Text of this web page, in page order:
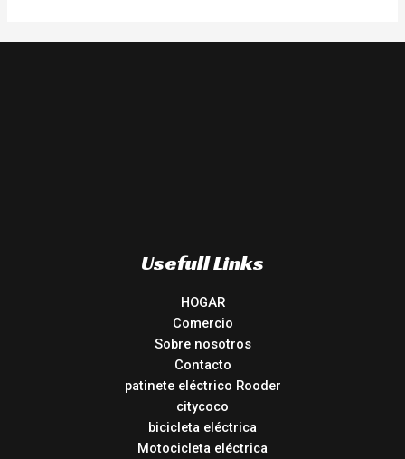
Usefull Links
HOGAR
Comercio
Sobre nosotros
Contacto
patinete eléctrico Rooder
citycoco
bicicleta eléctrica
Motocicleta eléctrica